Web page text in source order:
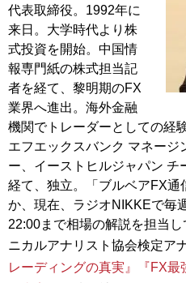
代表取締役。1992年に
来日。大学時代より株
式投資を開始。中国情
報専門紙の株式担当記
者を経て、黎明期のFX
業界へ進出。海外金融
機関でトレーダーとしての経
エフエックスバンク マネージ
ー、イーストヒルジャパン チ
経て、独立。「ブルベアFX通
か、現在、ラジオNIKKEで毎
22:00まで相場の解説を担当
ニカルアナリスト協会検定ア
レーディングの真実』
『FX